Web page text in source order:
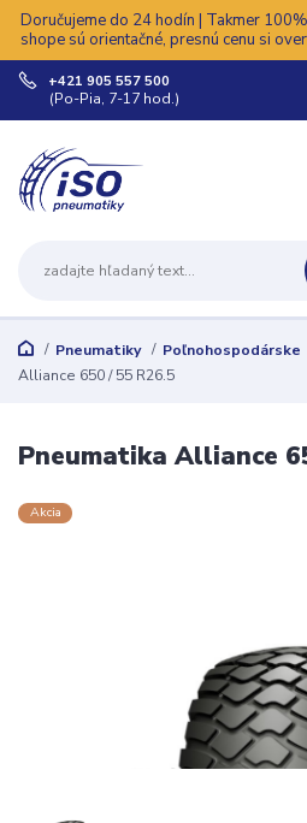
Doručujeme do 24 hodín | Takmer
shope sú orientačné, presnú cenu si
+421 905 557 500
(Po-Pia, 7-17 hod.)
Pneumatiky Poľnohospodárske
Alliance 650 / 55 R26.5
Pneumatika Alliance
Akcia